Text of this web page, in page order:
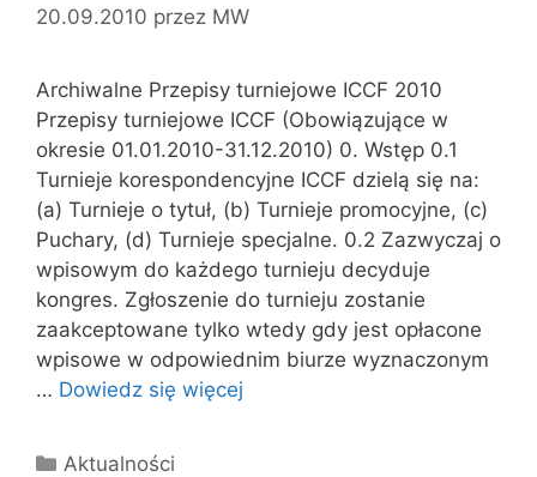
20.09.2010 przez MW
Archiwalne Przepisy turniejowe ICCF 2010
Przepisy turniejowe ICCF (Obowiązujące w
okresie 01.01.2010-31.12.2010) 0. Wstęp 0.1
Turnieje korespondencyjne ICCF dzielą się na:
(a) Turnieje o tytuł, (b) Turnieje promocyjne, (c)
Puchary, (d) Turnieje specjalne. 0.2 Zazwyczaj o
wpisowym do każdego turnieju decyduje
kongres. Zgłoszenie do turnieju zostanie
zaakceptowane tylko wtedy gdy jest opłacone
wpisowe w odpowiednim biurze wyznaczonym
… Dowiedz się więcej
Kategorie
Aktualności